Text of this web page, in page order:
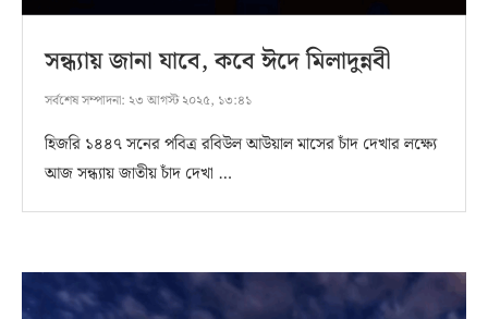
সন্ধ্যায় জানা যাবে, কবে ঈদে মিলাদুন্নবী
সর্বশেষ সম্পাদনা: ২৩ আগস্ট ২০২৫, ১৩:৪১
হিজরি ১৪৪৭ সনের পবিত্র রবিউল আউয়াল মাসের চাঁদ দেখার লক্ষ্যে
আজ সন্ধ্যায় জাতীয় চাঁদ দেখা …